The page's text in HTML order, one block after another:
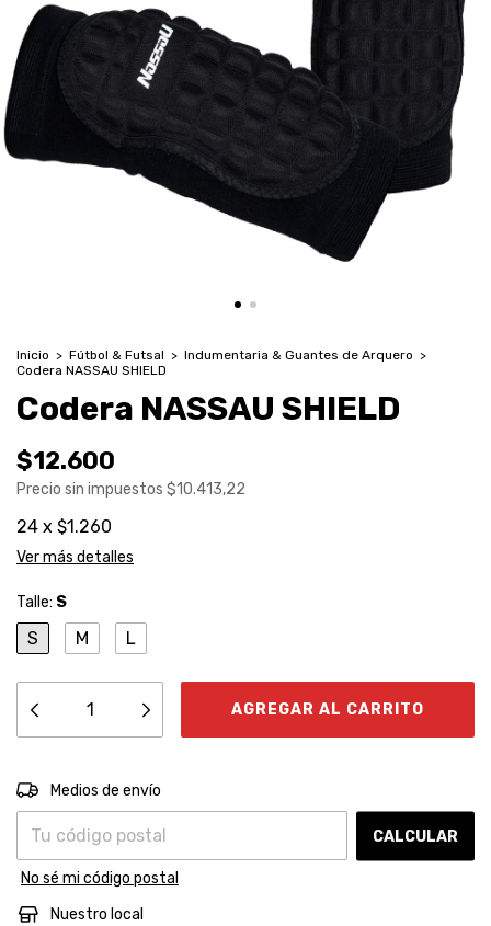
Inicio > Fútbol & Futsal > Indumentaria & Guantes de Arquero >
Codera NASSAU SHIELD
Codera NASSAU SHIELD
$12.600
Precio sin impuestos $10.413,22
24 x $1.260
Ver más detalles
Talle: S
S M L
Entregas para el CP:
Medios de envío
CALCULAR
No sé mi código postal
Nuestro local